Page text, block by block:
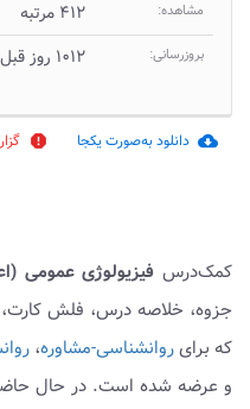
مشاهده: ۴۱۲ مرتبه
بروزرسانی: ۱۰۱۲ روز قبل
cloud_download دانلود به‌صورت یکجا report
کمک‌درس فیزیولوژی عمومی
جزوه، خلاصه درس، فلش
که برایروانشناسی-مشاوره،
و عرضه شده است. در حال